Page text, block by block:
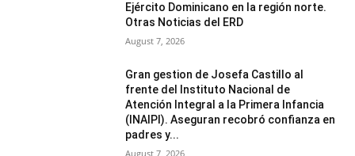
Ejército Dominicano en la región norte.
Otras Noticias del ERD
August 7, 2026
Gran gestion de Josefa Castillo al
frente del Instituto Nacional de
Atención Integral a la Primera Infancia
(INAIPI). Aseguran recobró confianza en
padres y...
August 7, 2026